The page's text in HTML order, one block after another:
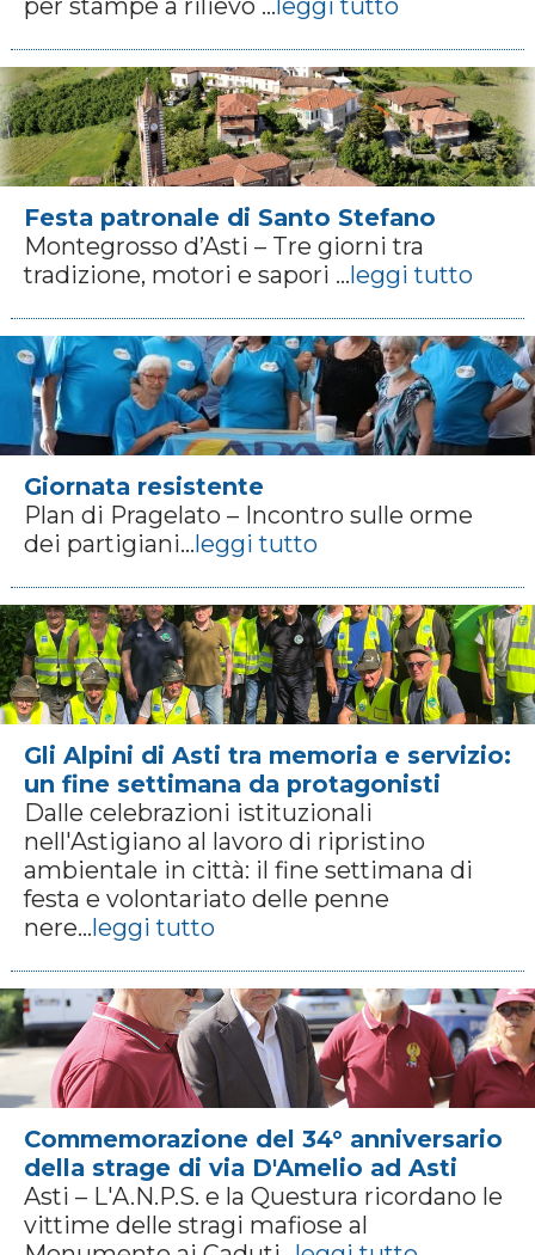
per stampe a rilievo ... leggi tutto
Festa patronale di Santo Stefano
Montegrosso d’Asti – Tre giorni tra
tradizione, motori e sapori ...leggi tutto
Giornata resistente
Plan di Pragelato – Incontro sulle orme
dei partigiani...leggi tutto
Gli Alpini di Asti tra memoria e servizio:
un fine settimana da protagonisti
Dalle celebrazioni istituzionali
nell'Astigiano al lavoro di ripristino
ambientale in città: il fine settimana di
festa e volontariato delle penne
nere...leggi tutto
Commemorazione del 34° anniversario
della strage di via D'Amelio ad Asti
Asti – L'A.N.P.S. e la Questura ricordano le
vittime delle stragi mafiose al